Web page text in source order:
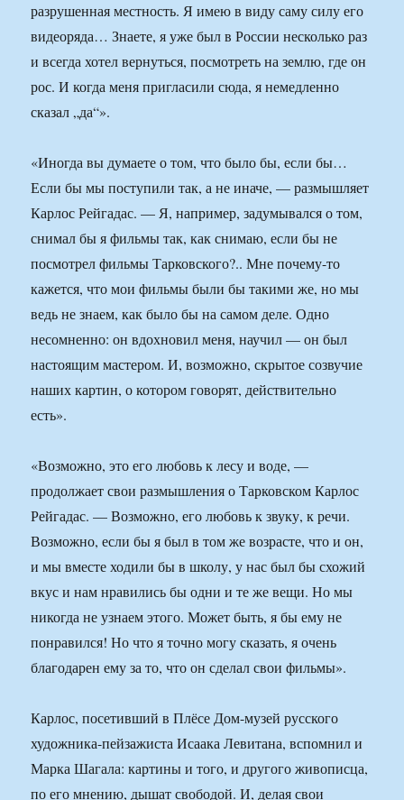
разрушенная местность. Я имею в виду саму силу его
видеоряда… Знаете, я уже был в России несколько раз
и всегда хотел вернуться, посмотреть на землю, где он
рос. И когда меня пригласили сюда, я немедленно
сказал „да“».
«Иногда вы думаете о том, что было бы, если бы…
Если бы мы поступили так, а не иначе, — размышляет
Карлос Рейгадас. — Я, например, задумывался о том,
снимал бы я фильмы так, как снимаю, если бы не
посмотрел фильмы Тарковского?.. Мне почему-то
кажется, что мои фильмы были бы такими же, но мы
ведь не знаем, как было бы на самом деле. Одно
несомненно: он вдохновил меня, научил — он был
настоящим мастером. И, возможно, скрытое созвучие
наших картин, о котором говорят, действительно
есть».
«Возможно, это его любовь к лесу и воде, —
продолжает свои размышления о Тарковском Карлос
Рейгадас. — Возможно, его любовь к звуку, к речи.
Возможно, если бы я был в том же возрасте, что и он,
и мы вместе ходили бы в школу, у нас был бы схожий
вкус и нам нравились бы одни и те же вещи. Но мы
никогда не узнаем этого. Может быть, я бы ему не
понравился! Но что я точно могу сказать, я очень
благодарен ему за то, что он сделал свои фильмы».
Карлос, посетивший в Плёсе Дом-музей русского
художника-пейзажиста Исаака Левитана, вспомнил и
Марка Шагала: картины и того, и другого живописца,
по его мнению, дышат свободой. И, делая свои